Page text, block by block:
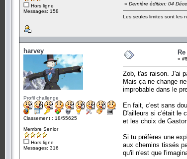
Hors ligne
Messages: 158
« Dernière édition: 04
Les seules limites sont les
harvey
Profil challenge
Classement : 18/55625
Membre Senior
Hors ligne
Messages: 316
«
Zob, t'as raison. J'ai
Mais ça ne change
improbable dans le
En fait, c'est sans
D'ailleurs si c'était le
et les choix de
Si tu préfères une
aux chemins tissés
qu'il n'est que